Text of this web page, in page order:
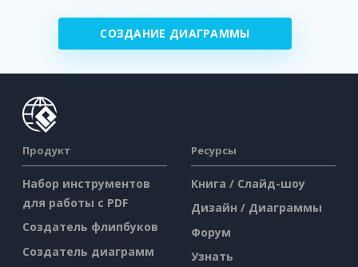
СОЗДАНИЕ ДИАГРАММЫ
Продукт
Набор инструментов
для работы с PDF
Создатель флипбуков
Создатель диаграмм
Ресурсы
Книга / Слайд-шоу
Дизайн / Диаграммы
Форум
Узнать